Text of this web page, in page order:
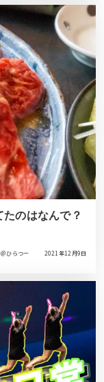
のはなんで？
＠ひらつー 2021年12月9日